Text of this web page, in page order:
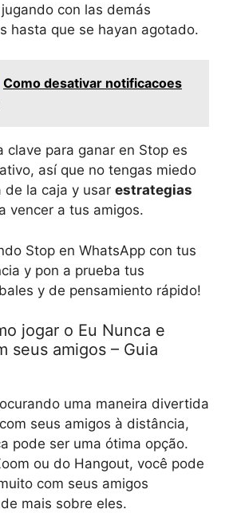
con las demás
hasta que se hayan agotado.
Como desativar notificacoes
clave para ganar en Stop es
así que no tengas miedo
de la caja y usar estrategias
vencer a tus amigos.
Stop en WhatsApp con tus
y pon a prueba tus
y de pensamiento rápido!
jogar o Eu Nunca e
seus amigos – Guia
uma maneira divertida
seus amigos à distância,
pode ser uma ótima opção.
ou do Hangout, você pode
com seus amigos
mais sobre eles.